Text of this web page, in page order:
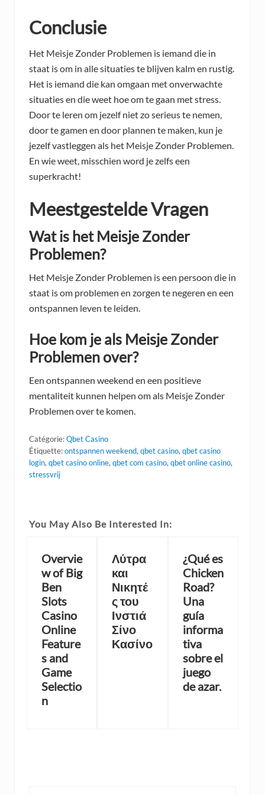
Conclusie
Het Meisje Zonder Problemen is iemand die in
staat is om in alle situaties te blijven kalm en rustig.
Het is iemand die kan omgaan met onverwachte
situaties en die weet hoe om te gaan met stress.
Door te leren om jezelf niet zo serieus te nemen,
door te gamen en door plannen te maken, kun je
jezelf vastleggen als het Meisje Zonder Problemen.
En wie weet, misschien word je zelfs een
superkracht!
Meestgestelde Vragen
Wat is het Meisje Zonder
Problemen?
Het Meisje Zonder Problemen is een persoon die in
staat is om problemen en zorgen te negeren en een
ontspannen leven te leiden.
Hoe kom je als Meisje Zonder
Problemen over?
Een ontspannen weekend en een positieve
mentaliteit kunnen helpen om als Meisje Zonder
Problemen over te komen.
Catégorie:Qbet Casino
Étiquette:ontspannen weekend,qbet casino,qbet casino
login,qbet casino online,qbet com casino,qbet online casino,
stressvrij
You May Also Be Interested In:
Overvie
w of Big
Ben
Slots
Casino
Online
Feature
s and
Game
Selectio
n
Λύτρα
και
Νικητέ
ς του
Ινστιά
Σίνο
Κασίνο
¿Qué es
Chicken
Road?
Una
guía
informa
tiva
sobre el
juego
de azar.